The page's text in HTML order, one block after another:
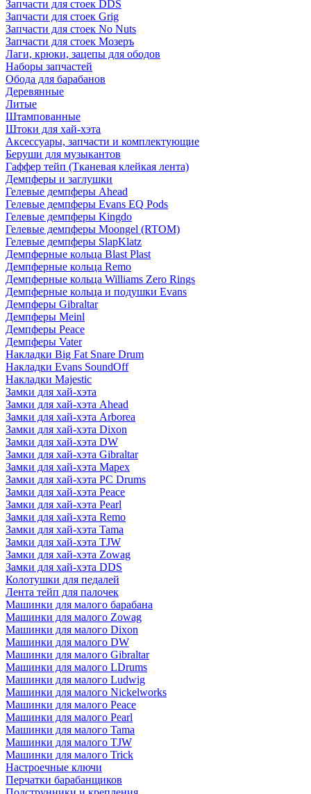
Запчасти для стоек DDS
Запчасти для стоек Grig
Запчасти для стоек No Nuts
Запчасти для стоек Мозеръ
Лаги, крюки, зацепы для ободов
Наборы запчастей
Обода для барабанов
Деревянные
Литые
Штампованные
Штоки для хай-хэта
Аксессуары, запчасти и комплектующие
Беруши для музыкантов
Гаффер тейп (Тканевая клейкая лента)
Демпферы и заглушки
Гелевые демпферы Ahead
Гелевые демпферы Evans EQ Pods
Гелевые демпферы Kingdo
Гелевые демпферы Moongel (RTOM)
Гелевые демпферы SlapKlatz
Демпферные кольца Blast Plast
Демпферные кольца Remo
Демпферные кольца Williams Zero Rings
Демпферные кольца и подушки Evans
Демпферы Gibraltar
Демпферы Meinl
Демпферы Peace
Демпферы Vater
Накладки Big Fat Snare Drum
Накладки Evans SoundOff
Накладки Majestic
Замки для хай-хэта
Замки для хай-хэта Ahead
Замки для хай-хэта Arborea
Замки для хай-хэта Dixon
Замки для хай-хэта DW
Замки для хай-хэта Gibraltar
Замки для хай-хэта Mapex
Замки для хай-хэта PC Drums
Замки для хай-хэта Peace
Замки для хай-хэта Pearl
Замки для хай-хэта Remo
Замки для хай-хэта Tama
Замки для хай-хэта TJW
Замки для хай-хэта Zowag
Замки для хай-хэта DDS
Колотушки для педалей
Лента тейп для палочек
Машинки для малого барабана
Машинки для малого Zowag
Машинки для малого Dixon
Машинки для малого DW
Машинки для малого Gibraltar
Машинки для малого LDrums
Машинки для малого Ludwig
Машинки для малого Nickelworks
Машинки для малого Peace
Машинки для малого Pearl
Машинки для малого Tama
Машинки для малого TJW
Машинки для малого Trick
Настроечные ключи
Перчатки барабанщиков